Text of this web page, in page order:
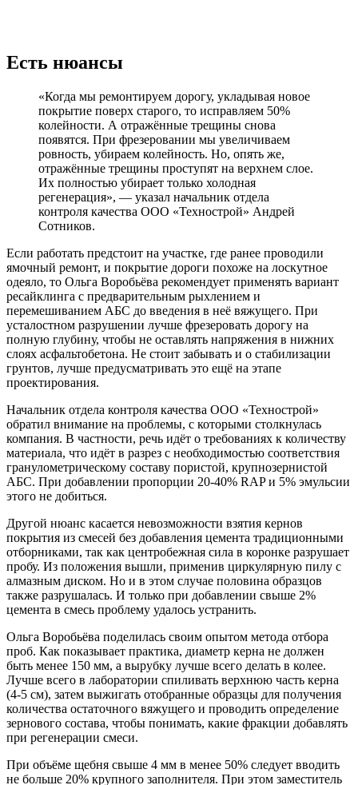
Есть нюансы
«Когда мы ремонтируем дорогу, укладывая новое
покрытие поверх старого, то исправляем 50%
колейности. А отражённые трещины снова
появятся. При фрезеровании мы увеличиваем
ровность, убираем колейность. Но, опять же,
отражённые трещины проступят на верхнем слое.
Их полностью убирает только холодная
регенерация», ― указал начальник отдела
контроля качества ООО «Технострой» Андрей
Сотников.
Если работать предстоит на участке, где ранее проводили
ямочный ремонт, и покрытие дороги похоже на лоскутное
одеяло, то Ольга Воробьёва рекомендует применять вариант
ресайклинга с предварительным рыхлением и
перемешиванием АБС до введения в неё вяжущего. При
усталостном разрушении лучше фрезеровать дорогу на
полную глубину, чтобы не оставлять напряжения в нижних
слоях асфальтобетона. Не стоит забывать и о стабилизации
грунтов, лучше предусматривать это ещё на этапе
проектирования.
Начальник отдела контроля качества ООО «Технострой»
обратил внимание на проблемы, с которыми столкнулась
компания. В частности, речь идёт о требованиях к количеству
материала, что идёт в разрез с необходимостью соответствия
гранулометрическому составу пористой, крупнозернистой
АБС. При добавлении пропорции 20-40% RAP и 5% эмульсии
этого не добиться.
Другой нюанс касается невозможности взятия кернов
покрытия из смесей без добавления цемента традиционными
отборниками, так как центробежная сила в коронке разрушает
пробу. Из положения вышли, применив циркулярную пилу с
алмазным диском. Но и в этом случае половина образцов
также разрушалась. И только при добавлении свыше 2%
цемента в смесь проблему удалось устранить.
Ольга Воробьёва поделилась своим опытом метода отбора
проб. Как показывает практика, диаметр керна не должен
быть менее 150 мм, а вырубку лучше всего делать в колее.
Лучше всего в лаборатории спиливать верхнюю часть керна
(4-5 см), затем выжигать отобранные образцы для получения
количества остаточного вяжущего и проводить определение
зернового состава, чтобы понимать, какие фракции добавлять
при регенерации смеси.
При объёме щебня свыше 4 мм в менее 50% следует вводить
не больше 20% крупного заполнителя. При этом заместитель